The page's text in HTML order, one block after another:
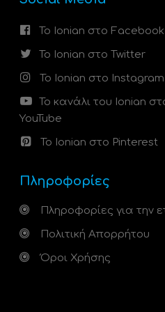
Το Ionian στο Facebook
Το Ionian στο Twitter
Το Ionian στο Instagram
Το κανάλι του Ionian
YouTube
Το Ionian στο Pinterest
Πληροφορίες
Πληροφορίες για την
Πολιτική Απορρήτου
Όροι Χρήσης